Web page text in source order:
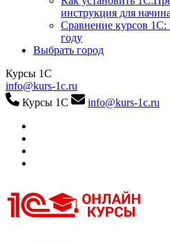
инструкция для
Сравнение курсов 1С:
году
Выбрать город
Курсы 1С
info@kurs-1c.ru
Курсы 1С
info@kurs-1c.ru